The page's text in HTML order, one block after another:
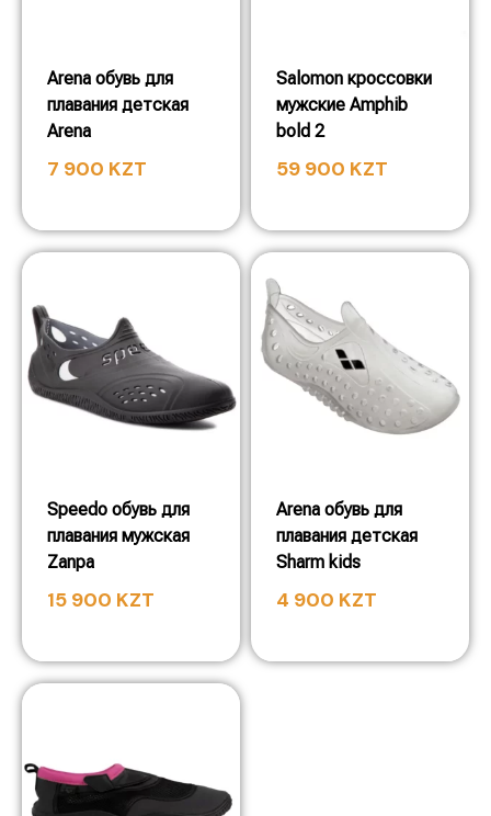
Arena обувь для
плавания детская
Arena
7 900 KZT
Salomon кроссовки
мужские Amphib
bold 2
59 900 KZT
Speedo обувь для
плавания мужская
Zanpa
15 900 KZT
Arena обувь для
плавания детская
Sharm kids
4 900 KZT